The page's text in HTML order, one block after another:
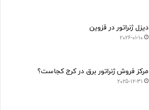
دیزل ژنراتور در قزوین
2026-01-10
مرکز فروش ژنراتور برق در کرج کجاست؟
2025-12-31